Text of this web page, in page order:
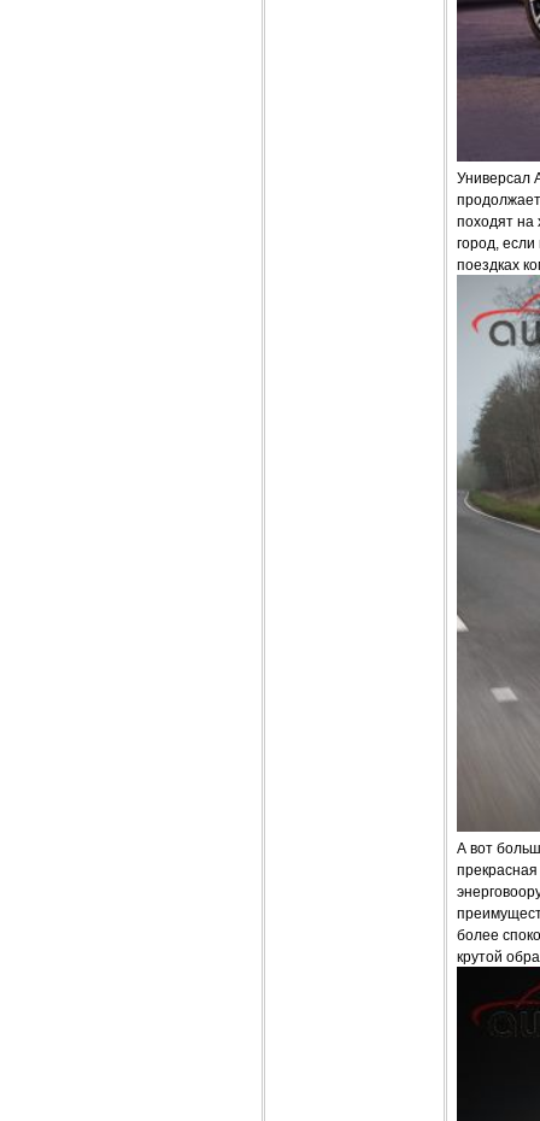
Универсал
походят на
город,
поездках
А вот
более
крутой